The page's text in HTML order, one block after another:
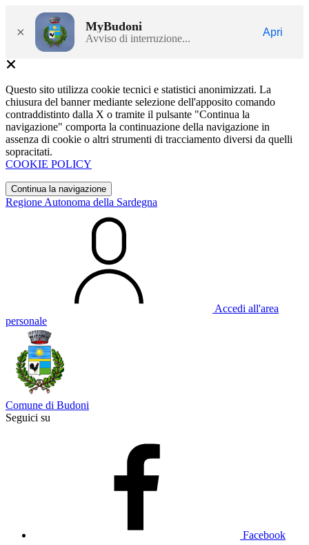
× MyBudoni
Avviso di interruzione...
Apri
Questo sito utilizza cookie tecnici e statistici anonimizzati. La
chiusura del banner mediante selezione dell'apposito comando
contraddistinto dalla X o tramite il pulsante "Continua la
navigazione" comporta la continuazione della navigazione in
assenza di cookie o altri strumenti di tracciamento diversi da quelli
sopracitati.
COOKIE POLICY
Continua la navigazione
Regione Autonoma della Sardegna
Accedi all'area
personale
Comune di Budoni
Seguici su
Facebook